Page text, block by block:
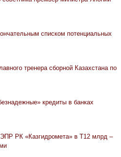
списком потенциальных
тренера сборной Казахстана по
кредиты в банках
РК «Казгидромета» в Т12 млрд –